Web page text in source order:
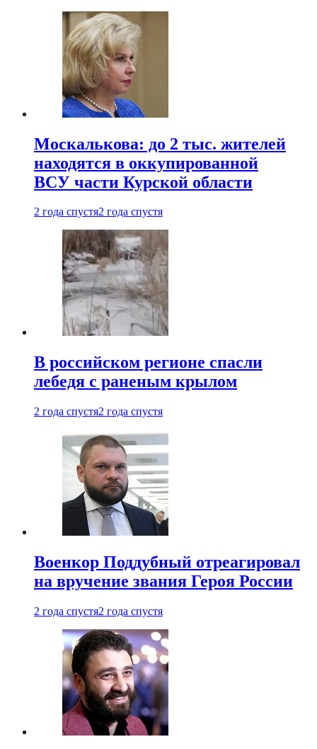
Москалькова: до 2 тыс. жителей
находятся в оккупированной
ВСУ части Курской области
2 года спустя2 года спустя
В российском регионе спасли
лебедя с раненым крылом
2 года спустя2 года спустя
Военкор Поддубный отреагировал
на вручение звания Героя России
2 года спустя2 года спустя